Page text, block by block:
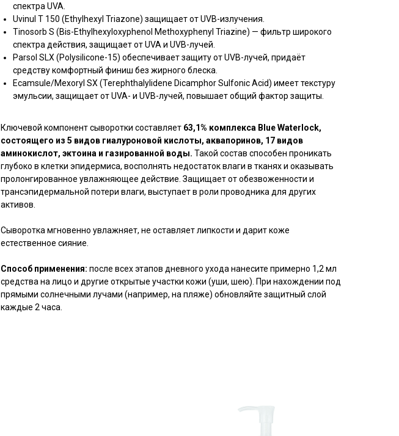
спектра UVA.
Uvinul T 150 (Ethylhexyl Triazone) защищает от UVB-излучения.
Tinosorb S (Bis-Ethylhexyloxyphenol Methoxyphenyl Triazine) — фильтр широкого
спектра действия, защищает от UVA и UVB-лучей.
Parsol SLX (Polysilicone-15) обеспечивает защиту от UVB-лучей, придаёт
средству комфортный финиш без жирного блеска.
Ecamsule/Mexoryl SX (Terephthalylidene Dicamphor Sulfonic Acid) имеет текстуру
эмульсии, защищает от UVA- и UVB-лучей, повышает общий фактор защиты.
Ключевой компонент сыворотки составляет 63,1% комплекса Blue Waterlock,
состоящего из 5 видов гиалуроновой кислоты, аквапоринов, 17 видов
аминокислот, эктоина и газированной воды. Такой состав способен проникать
глубоко в клетки эпидермиса, восполнять недостаток влаги в тканях и оказывать
пролонгированное увлажняющее действие. Защищает от обезвоженности и
трансэпидермальной потери влаги, выступает в роли проводника для других
активов.
Сыворотка мгновенно увлажняет, не оставляет липкости и дарит коже
естественное сияние.
Способ применения: после всех этапов дневного ухода нанесите примерно 1,2 мл
средства на лицо и другие открытые участки кожи (уши, шею). При нахождении под
прямыми солнечными лучами (например, на пляже) обновляйте защитный слой
каждые 2 часа.